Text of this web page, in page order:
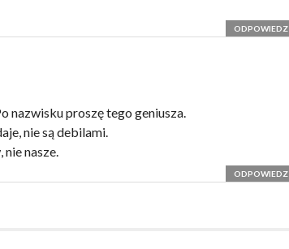
ODPOWIEDZ
nazwisku proszę tego geniusza.
nie są debilami.
nasze.
ODPOWIEDZ